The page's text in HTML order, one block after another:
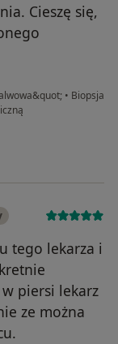
Cieszę się,
• Biopsja
tego lekarza i
w piersi lekarz
ze można